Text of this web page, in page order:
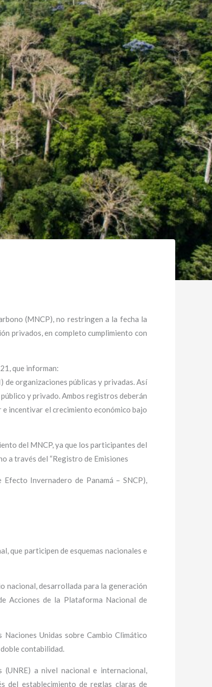
(MNCP), no restringen a la fecha la
privados, en completo cumplimiento con
que informan:
de organizaciones públicas y privadas. Así
y privado. Ambos registros deberán
incentivar el crecimiento económico bajo
del MNCP, ya que los participantes del
a través del “Registro de Emisiones
Invernadero de Panamá – SNCP),
que participen de esquemas nacionales e
nacional, desarrollada para la generación
Acciones de la Plataforma Nacional de
Unidas sobre Cambio Climático
contabilidad.
(UNRE) a nivel nacional e internacional,
del establecimiento de reglas claras de